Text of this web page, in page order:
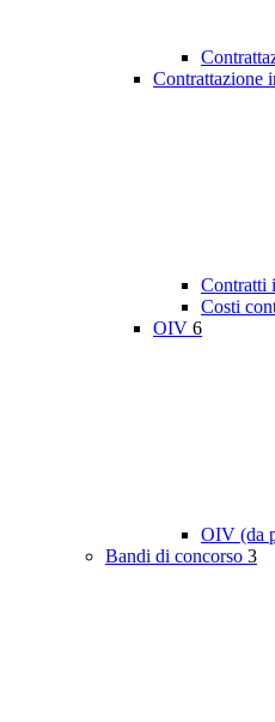
Contrattazione
Contratti
Costi
OIV 6
OIV (da
Bandi di concorso 3